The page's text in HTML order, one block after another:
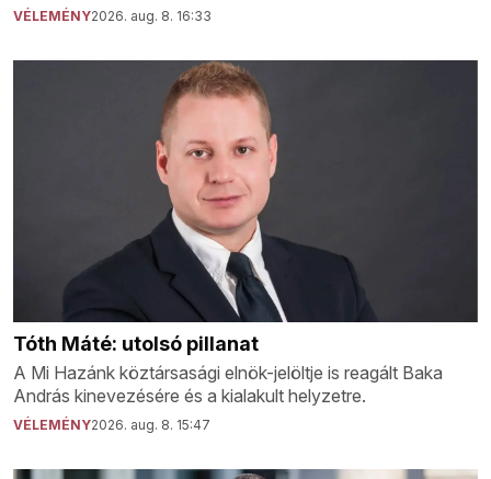
VÉLEMÉNY2026. aug. 8. 16:33
Tóth Máté: utolsó pillanat
A Mi Hazánk köztársasági elnök-jelöltje is reagált Baka
András kinevezésére és a kialakult helyzetre.
VÉLEMÉNY2026. aug. 8. 15:47